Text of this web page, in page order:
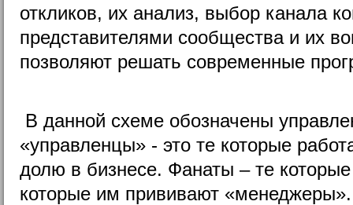
откликов, их анализ, выбор канала
представителями сообщества и их
позволяют решать современные
В данной схеме обозначены
«управленцы» - это те которые
долю в бизнесе. Фанаты – те
которые им прививают